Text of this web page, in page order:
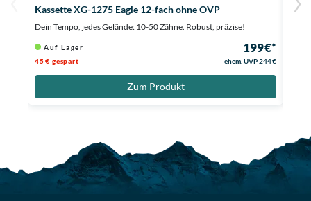
Kassette XG-1275 Eagle 12-fach ohne OVP
Dein Tempo, jedes Gelände: 10-50 Zähne. Robust, präzise!
Auf Lager 199 €*
45 € gespart ehem. UVP244 €
Zum Produkt